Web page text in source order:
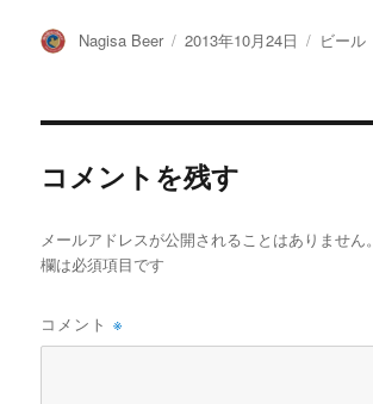
投
Nagisa Beer
投
2013年10月24日
カ
ビール
コメントを残す
メールアドレスが公開されることはありません。
欄は必須項目です
コメント※